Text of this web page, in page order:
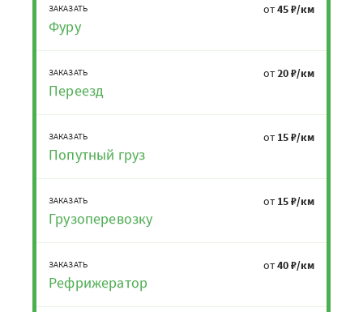
ЗАКАЗАТЬ
Фуру
от45 ₽/км
ЗАКАЗАТЬ
Переезд
от20 ₽/км
ЗАКАЗАТЬ
Попутный груз
от 15 ₽/км
ЗАКАЗАТЬ
Грузоперевозку
от 15 ₽/км
ЗАКАЗАТЬ
Рефрижератор
от40 ₽/км